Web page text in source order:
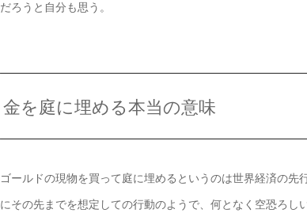
だろうと自分も思う。
金を庭に埋める本当の意味
ゴールドの現物を買って庭に埋めるというのは世界経済の
にその先までを想定しての行動のようで、何となく空恐ろしい